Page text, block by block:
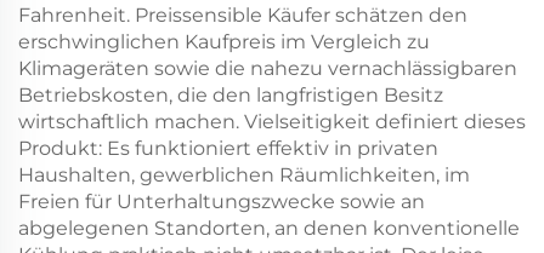
Fahrenheit. Preissensible Käufer schätzen den
erschwinglichen Kaufpreis im Vergleich zu
Klimageräten sowie die nahezu vernachlässigbaren
Betriebskosten, die den langfristigen Besitz
wirtschaftlich machen. Vielseitigkeit definiert dieses
Produkt: Es funktioniert effektiv in privaten
Haushalten, gewerblichen Räumlichkeiten, im
Freien für Unterhaltungszwecke sowie an
abgelegenen Standorten, an denen konventionelle